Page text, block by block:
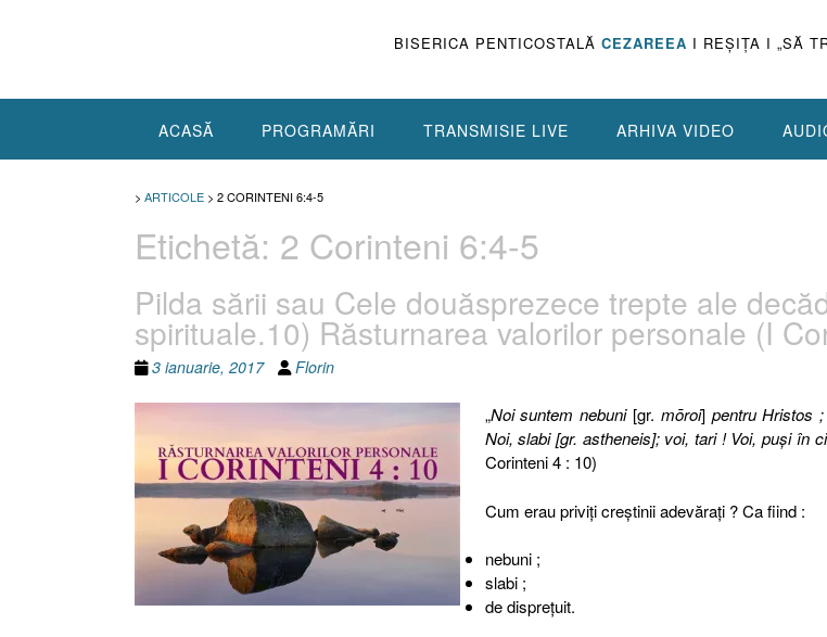
BISERICA PENTICOSTALĂ CEZAREEA I REŞIŢA I „SĂ
ACASĂ PROGRAMĂRI TRANSMISIE LIVE ARHIVA VIDEO
> ARTICOLE > 2 CORINTENI 6:4-5
Etichetă: 2 Corinteni 6:4-5
Pilda sării sau Cele douăsprezece trepte ale
spirituale.10) Răsturnarea valorilor personale (I
3 ianuarie, 2017 Florin
„Noi suntem nebuni[gr. mōroi] pentru Hristos
Noi, slabi [gr. astheneis]; voi, tari ! Voi, puşi în
Corinteni 4 : 10)
Cum erau priviţi creştinii adevăraţi ? Ca fiind :
nebuni ;
slabi ;
de dispreţuit.